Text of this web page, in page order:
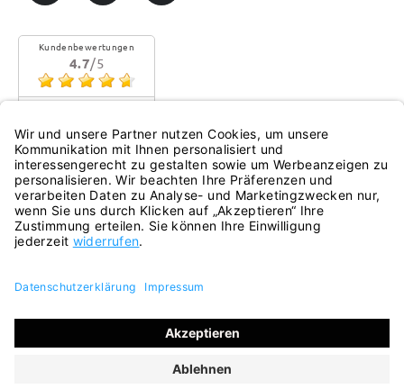
Kundenbewertungen
4.7/5
eKomi
Alle Preise inkl. gesetzl. Mehrwertsteuer zzgl.
und ggf. Nachnahmegebühren, wenn nicht anders
angegeben.